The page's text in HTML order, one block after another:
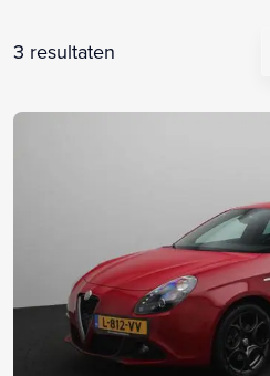
3 resultaten